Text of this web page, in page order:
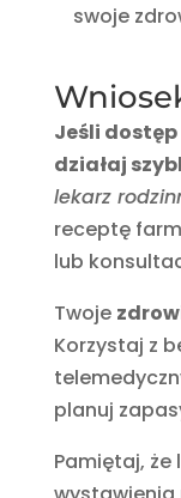
swoje
Jeśli
działaj
lekarz
receptę
lub
Twoje
Korzystaj z
planuj
Pamiętaj, że